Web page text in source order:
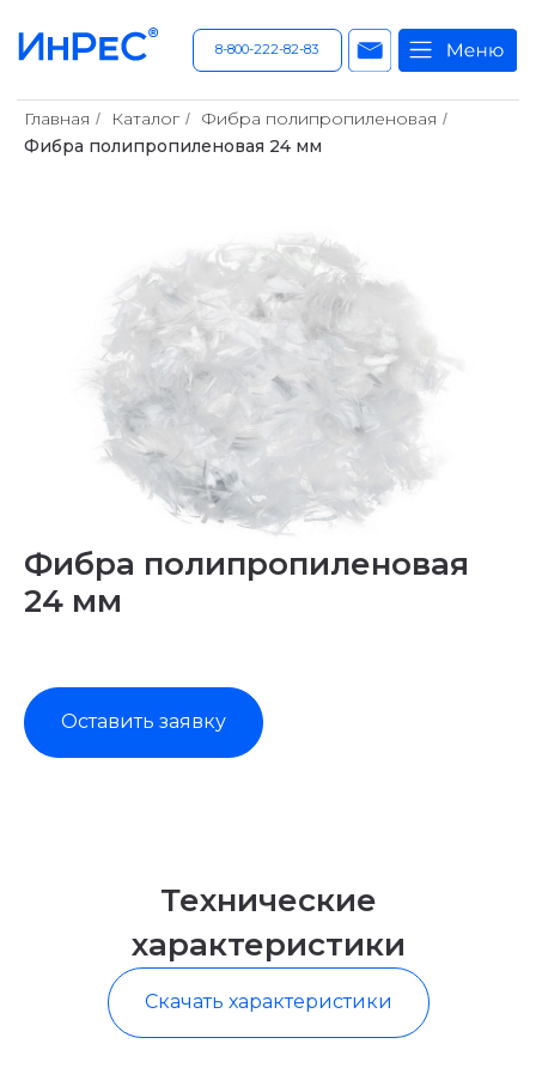
8-800-222-82-83
Главная / Каталог / Фибра полипропиленовая /
Фибра полипропиленовая 24 мм
Фибра полипропиленовая
24 мм
Оставить заявку
Технические
характеристики
Скачать характеристики